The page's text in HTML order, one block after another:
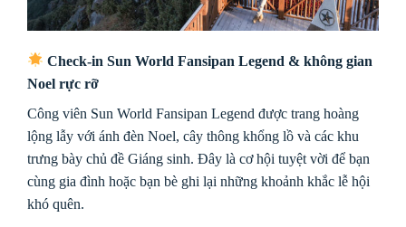
Check-in Sun World Fansipan Legend & không gian
Noel rực rỡ
Công viên Sun World Fansipan Legend được trang hoàng
lộng lẫy với ánh đèn Noel, cây thông khổng lồ và các khu
trưng bày chủ đề Giáng sinh. Đây là cơ hội tuyệt vời để bạn
cùng gia đình hoặc bạn bè ghi lại những khoảnh khắc lễ hội
khó quên.